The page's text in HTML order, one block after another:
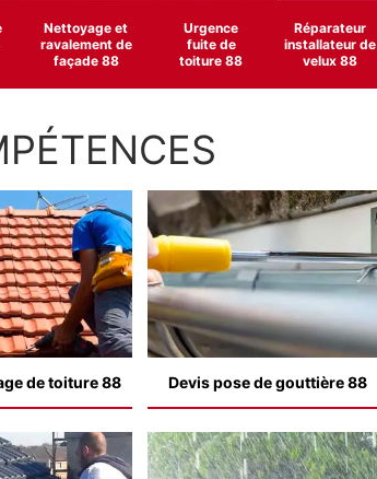
Nettoyage et
ravalement de
façade 88
Urgence
fuite de
toiture 88
Réparateur
installateur de
velux 88
de toiture 88 Devis pose de gouttière 88